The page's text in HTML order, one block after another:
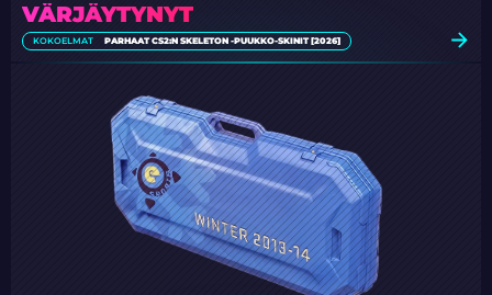
VÄRJÄYTYNYT
KOKOELMAT PARHAAT CS2:N SKELETON -PUUKKO-SKINIT [2026]